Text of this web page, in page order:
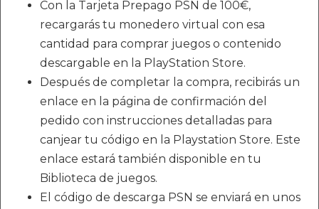
Con la Tarjeta Prepago PSN de 100€,
recargarás tu monedero virtual con esa
cantidad para comprar juegos o contenido
descargable en la PlayStation Store.
Después de completar la compra, recibirás un
enlace en la página de confirmación del
pedido con instrucciones detalladas para
canjear tu código en la Playstation Store. Este
enlace estará también disponible en tu
Biblioteca de juegos.
El código de descarga PSN se enviará en unos